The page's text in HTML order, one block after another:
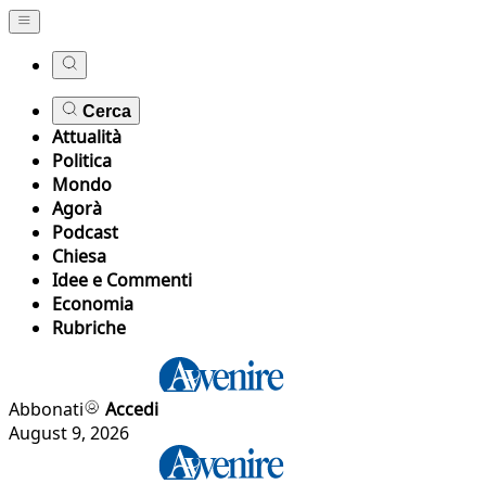
Cerca
Attualità
Politica
Mondo
Agorà
Podcast
Chiesa
Idee e Commenti
Economia
Rubriche
Abbonati
Accedi
August 9, 2026